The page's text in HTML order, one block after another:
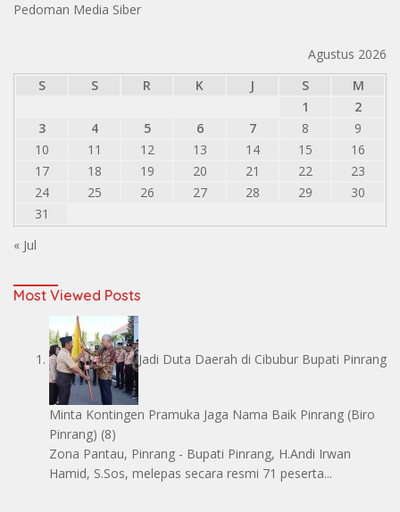
Pedoman Media Siber
Agustus 2026
S
S R K J S
M
1
2
3
4 5 6 7 8
9
10
11 12 13 14 15
16
17
18 19 20 21 22
23
24
25 26 27 28 29
30
31
« Jul
Most Viewed Posts
Jadi Duta Daerah di Cibubur Bupati Pinrang
Minta Kontingen Pramuka Jaga Nama Baik Pinrang (Biro
Pinrang) (8)
Zona Pantau, Pinrang - Bupati Pinrang, H.Andi Irwan
Hamid, S.Sos, melepas secara resmi 71 peserta...